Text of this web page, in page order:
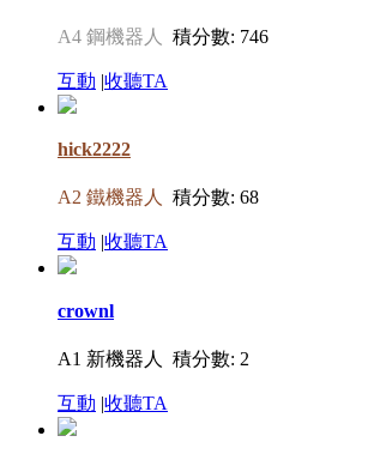
A4 鋼機器人 積分數: 746
互動 |收聽TA
hick2222
A2 鐵機器人 積分數: 68
互動 |收聽TA
crownl
A1 新機器人 積分數: 2
互動 |收聽TA